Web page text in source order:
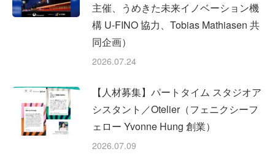
主催、うめきた未来イノベーション機
構 U-FINO 協力、Tobias Mathiasen 共
同企画）
2026.07.24
【人材募集】パートタイム スタジオア
シスタント／Otelier（フェニクシーフ
ェロー Yvonne Hung 創業）
2026.07.09